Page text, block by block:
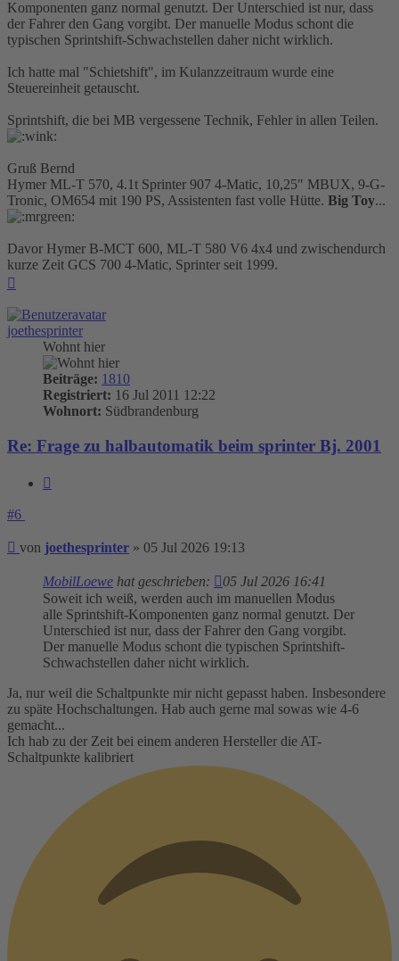
Komponenten ganz normal genutzt. Der Unterschied ist nur, dass
der Fahrer den Gang vorgibt. Der manuelle Modus schont die
typischen Sprintshift-Schwachstellen daher nicht wirklich.
Ich hatte mal "Schietshift", im Kulanzzeitraum wurde eine
Steuereinheit getauscht.
Sprintshift, die bei MB vergessene Technik, Fehler in allen Teilen.
Gruß Bernd
Hymer ML-T 570, 4.1t Sprinter 907 4-Matic, 10,25″ MBUX, 9-G-
Tronic, OM654 mit 190 PS, Assistenten fast volle Hütte. Big Toy...
Davor Hymer B-MCT 600, ML-T 580 V6 4x4 und zwischendurch
kurze Zeit GCS 700 4-Matic, Sprinter seit 1999.
joethesprinter
Wohnt hier
Beiträge: 1810
Registriert: 16 Jul 2011 12:22
Wohnort: Südbrandenburg
Re: Frage zu halbautomatik beim sprinter Bj. 2001
#6
Beitrag
von joethesprinter » 05 Jul 2026 19:13
MobilLoewe hat geschrieben:
05 Jul 2026 16:41
Soweit ich weiß, werden auch im manuellen Modus
alle Sprintshift-Komponenten ganz normal genutzt. Der
Unterschied ist nur, dass der Fahrer den Gang vorgibt.
Der manuelle Modus schont die typischen Sprintshift-
Schwachstellen daher nicht wirklich.
Ja, nur weil die Schaltpunkte mir nicht gepasst haben. Insbesondere
zu späte Hochschaltungen. Hab auch gerne mal sowas wie 4-6
gemacht...
Ich hab zu der Zeit bei einem anderen Hersteller die AT-
Schaltpunkte kalibriert